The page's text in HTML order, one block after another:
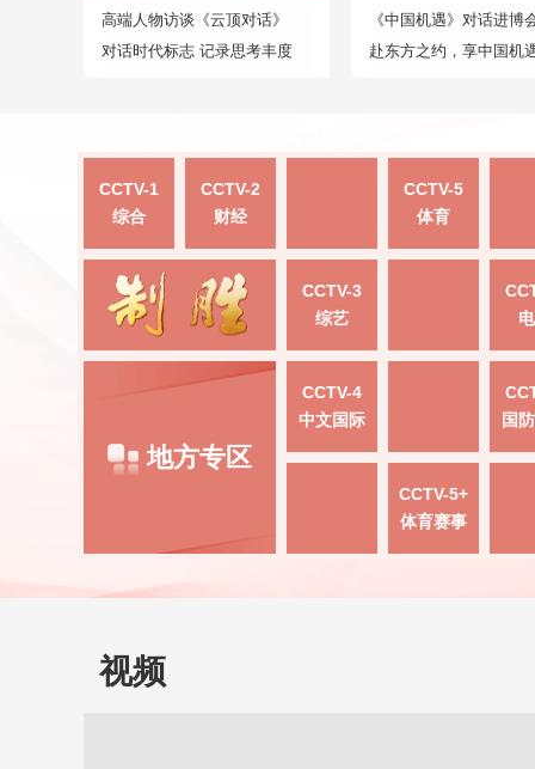
高端人物访谈《云顶对话》
对话时代标志 记录思考丰度
《中国机遇》对话进博
赴东方之约，享中国机
CCTV-1
综合
CCTV-2
财经
CCTV-5
体育
CCTV-3
综艺
地方专区
CCTV-4
中文国际
国
CCTV-5+
体育赛事
视频